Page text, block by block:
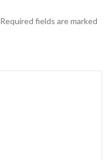
Required fields are marked